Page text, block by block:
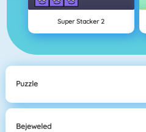
Super Stacker 2
Puzzle
Bejeweled